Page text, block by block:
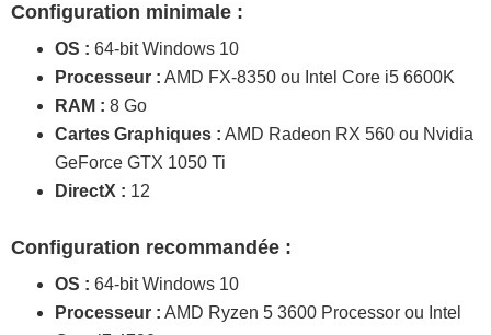
Configuration minimale :
OS : 64-bit Windows 10
Processeur : AMD FX-8350 ou Intel Core i5 6600K
RAM : 8 Go
Cartes Graphiques : AMD Radeon RX 560 ou Nvidia
GeForce GTX 1050 Ti
DirectX : 12
Configuration recommandée :
OS : 64-bit Windows 10
Processeur : AMD Ryzen 5 3600 Processor ou Intel